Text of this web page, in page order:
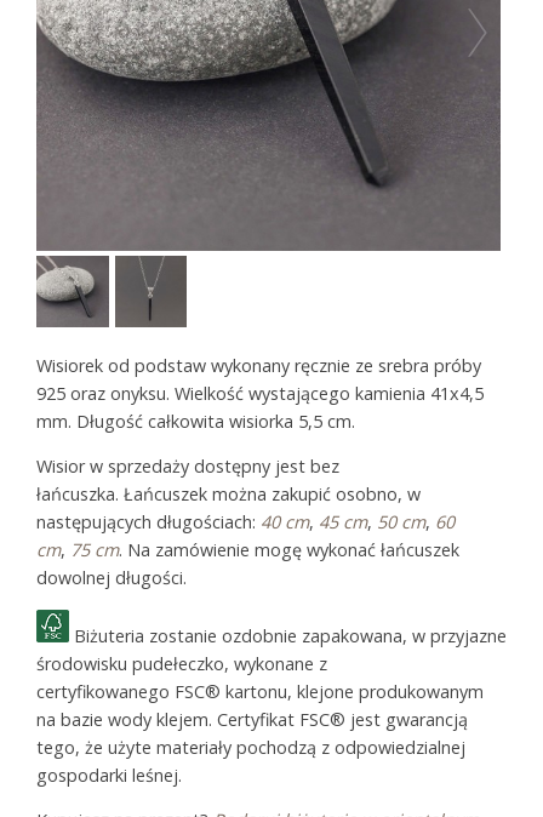
Wisiorek od podstaw wykonany ręcznie ze srebra próby
925 oraz onyksu. Wielkość wystającego kamienia 41x4,5
mm. Długość całkowita wisiorka 5,5 cm.
Wisior w sprzedaży dostępny jest bez
łańcuszka. Łańcuszek można zakupić osobno, w
następujących długościach: 40 cm, 45 cm, 50 cm, 60
cm, 75 cm. Na zamówienie mogę wykonać łańcuszek
dowolnej długości.
Biżuteria zostanie ozdobnie zapakowana, w przyjazne
środowisku pudełeczko, wykonane z
certyfikowanego FSC® kartonu, klejone produkowanym
na bazie wody klejem. Certyfikat FSC® jest gwarancją
tego, że użyte materiały pochodzą z odpowiedzialnej
gospodarki leśnej.